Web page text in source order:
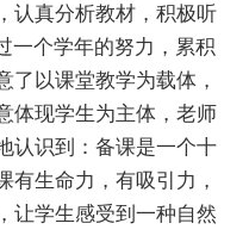
认真分析教材，积极听
一个学年的努力，累积
了以课堂教学为载体，
体现学生为主体，老师
认识到：备课是一个十
有生命力，有吸引力，
让学生感受到一种自然